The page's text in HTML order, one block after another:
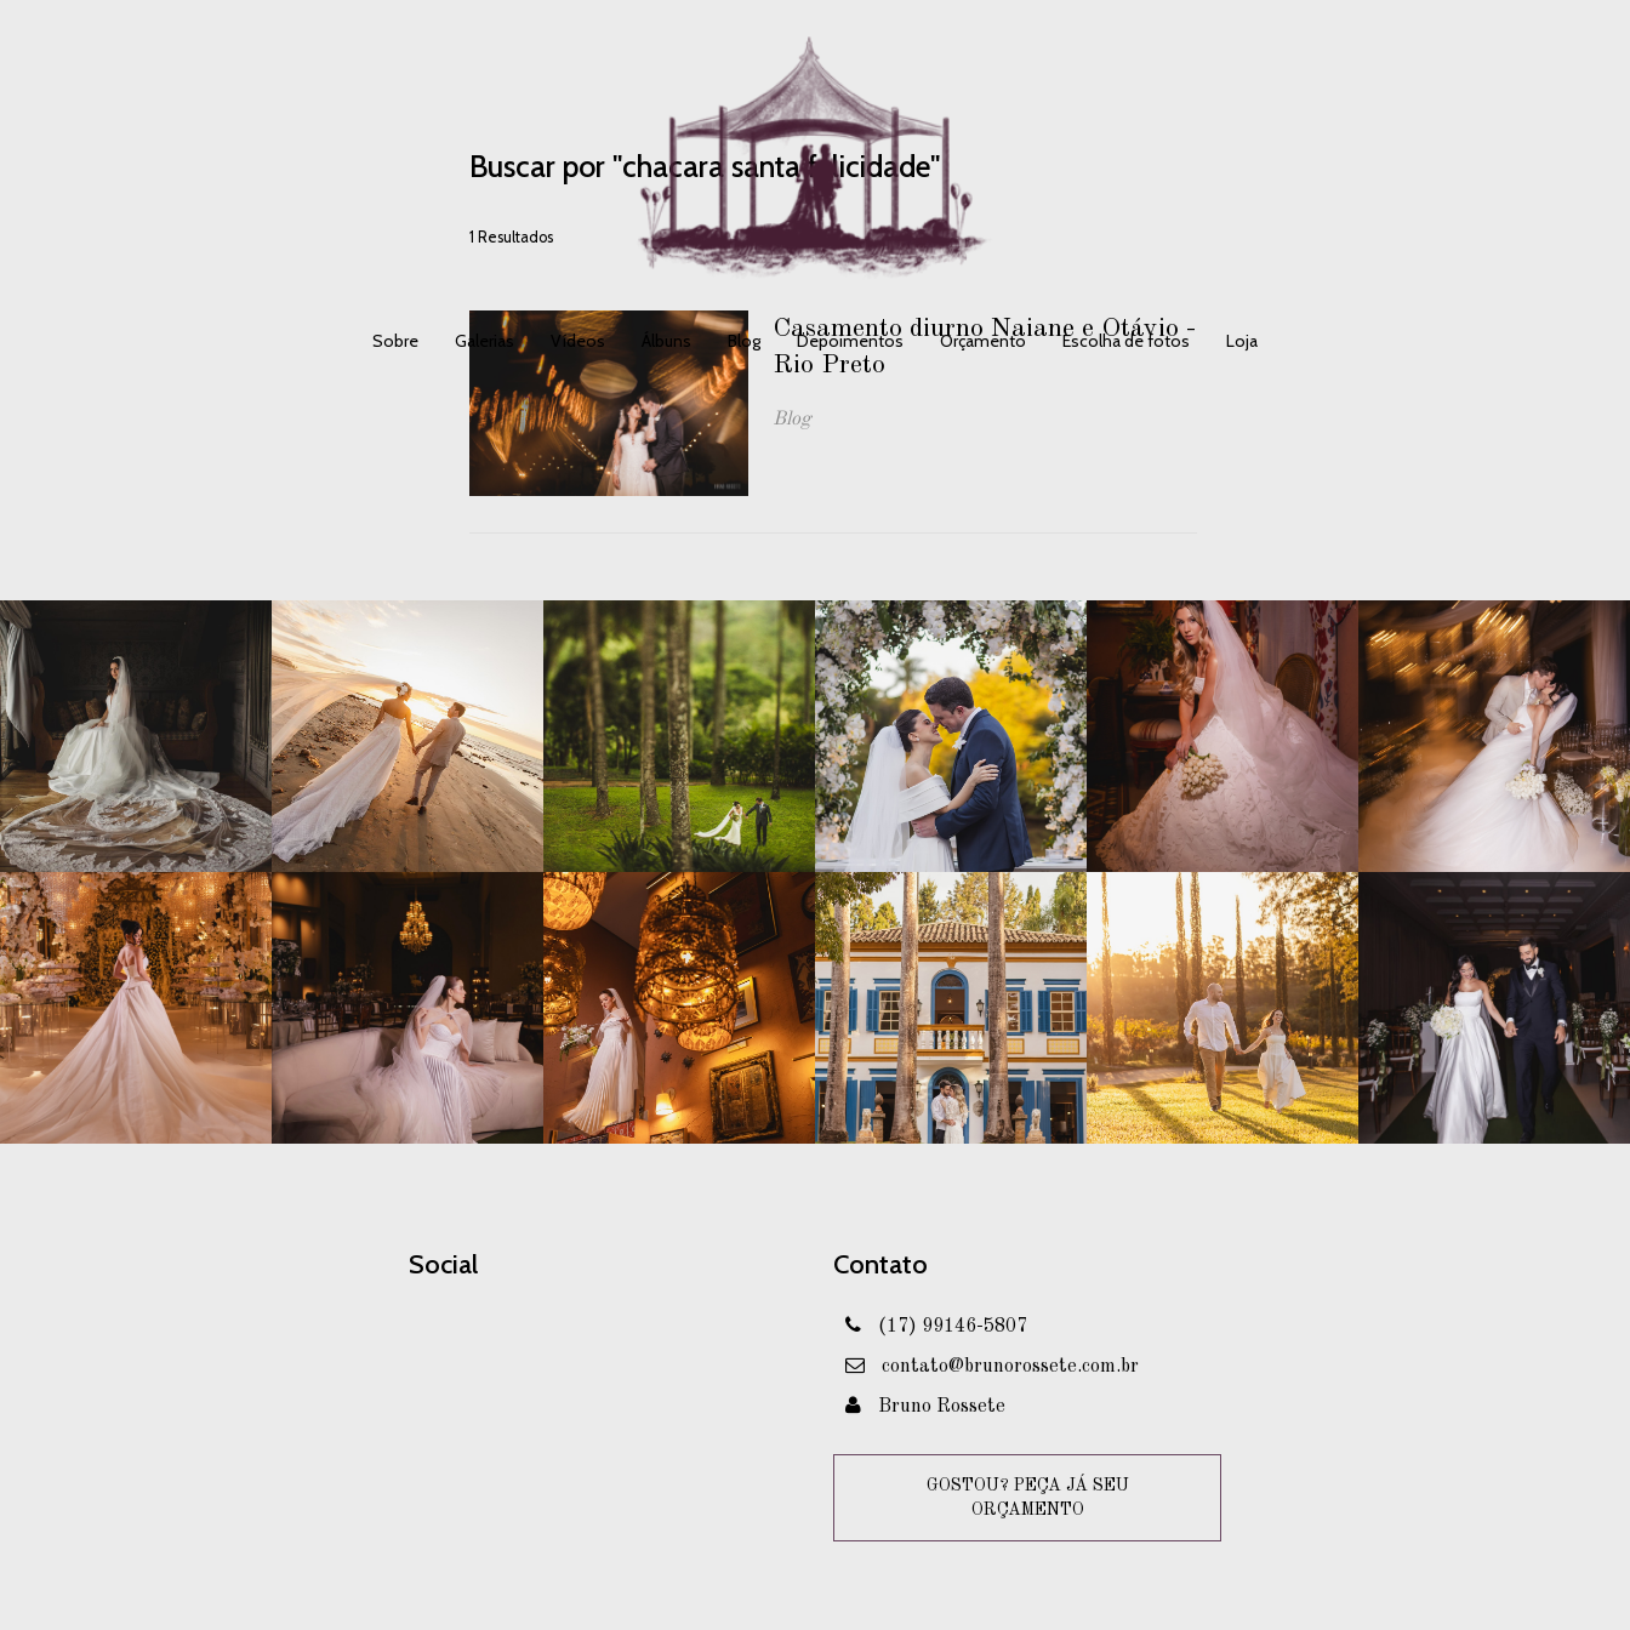
Sobre Galerias Vídeos Álbuns Blog Depoimentos Orçamento Escolha de fotos Loja
Buscar por "chacara santa felicidade"
1 Resultados
Casamento diurno Naiane e Otávio -
Rio Preto
Blog
Social Contato
(17) 99146-5807
contato@brunorossete.com.br
Bruno Rossete
GOSTOU? PEÇA JÁ SEU
ORÇAMENTO